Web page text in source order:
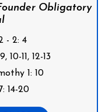
Obligatory
- 2: 4
11, 12-13
1: 10
14-20